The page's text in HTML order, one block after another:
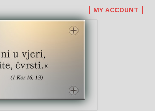
MY ACCOUNT